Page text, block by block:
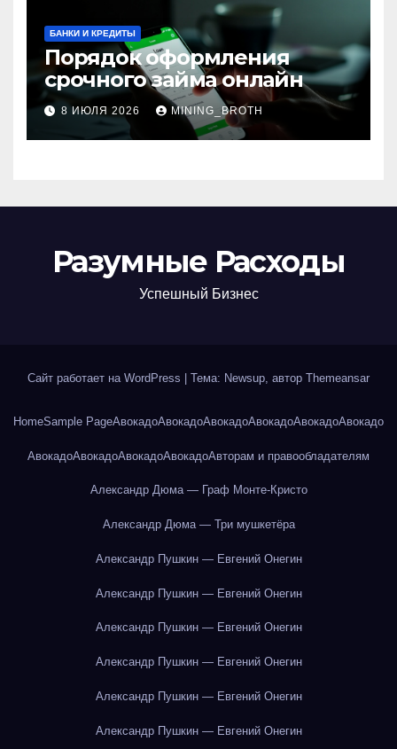
БАНКИ И КРЕДИТЫ
Порядок оформления
срочного займа онлайн
8 ИЮЛЯ 2026 MINING_BROTH
Разумные Расходы
Успешный Бизнес
Сайт работает на WordPress Тема: Newsup, автор Themeansar
HomeSample PageАвокадоАвокадоАвокадоАвокадоАвокадоАвокадо
АвокадоАвокадоАвокадоАвокадоАвторам и правообладателям
Александр Дюма — Граф Монте-Кристо
Александр Дюма — Три мушкетёра
Александр Пушкин — Евгений Онегин
Александр Пушкин — Евгений Онегин
Александр Пушкин — Евгений Онегин
Александр Пушкин — Евгений Онегин
Александр Пушкин — Евгений Онегин
Александр Пушкин — Евгений Онегин